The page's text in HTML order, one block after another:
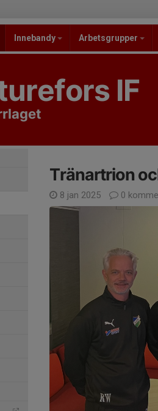
Innebandy Arbetsgrupper
IF
Tränartrion
8 jan 2025 0